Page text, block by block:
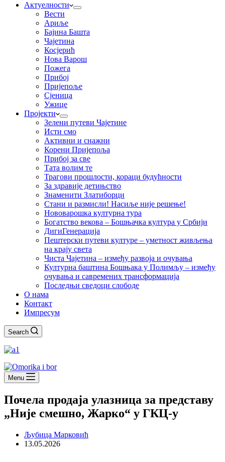
Актуелности
Вести
Ариље
Бајина Башта
Чајетина
Косјерић
Нова Варош
Пожега
Прибој
Пријепоље
Сјеница
Ужице
Пројекти
Зелени путеви Чајетине
Исти смо
Активни и снажни
Корени Пријепоља
Прибој за све
Тата волим те
Трагови прошлости, кораци будућности
За здравије детињство
Знаменити Златиборци
Стани и размисли! Насиље није решење!
Нововарошка културна тура
Богатство векова – Бошњачка култура у Србији
ДигиГенерација
Пештерски путеви културе – уметност живљења
на крају света
Чиста Чајетина – између развоја и очувања
Културна баштина Бошњака у Полимљу – између
очувања и савремених трансформација
Последњи сведоци слободе
О нама
Контакт
Импресум
Search
Menu
Почела продаја улазница за представу
„Није смешно, Жарко“ у ГКЦ-у
Љубица Марковић
13.05.2026